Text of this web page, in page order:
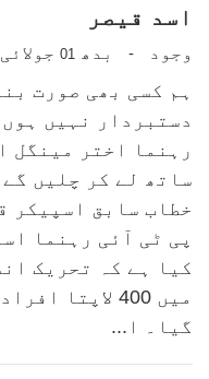
اسد قیصر
وجود - بدھ 01 جولائی
ہم کسی بھی صورت
دستبردار نہیں
رہنما اختر مینگل
ساتھ لے کر چلیں
خطاب سابق اسپیکر
پی ٹی آئی رہنما
کیا ہے کہ تحریک
میں 400 لاپتا
گیا۔ ا...